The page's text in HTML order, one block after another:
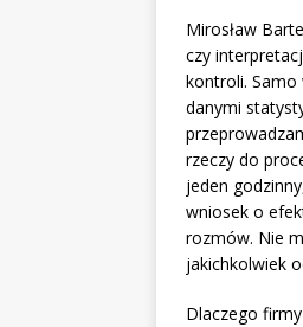
Mirosław
czy
kontroli. Samo
danymi
rzeczy do
jeden
wniosek o
rozmów. Nie
jakichkolwiek
Dlaczego